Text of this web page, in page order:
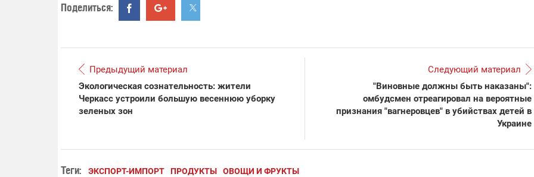
Поделиться:
Предыдущий материал
Экологическая сознательность: жители
Черкасс устроили большую весеннюю уборку
зеленых зон
Следующий материал
"Виновные должны быть наказаны":
омбудсмен отреагировал на вероятные
признания "вагнеровцев" в убийствах детей в
Украине
Теги: ЭКСПОРТ-ИМПОРТ ПРОДУКТЫ ОВОЩИ И ФРУКТЫ